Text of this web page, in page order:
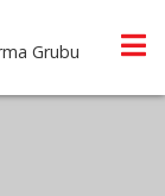
Grubu